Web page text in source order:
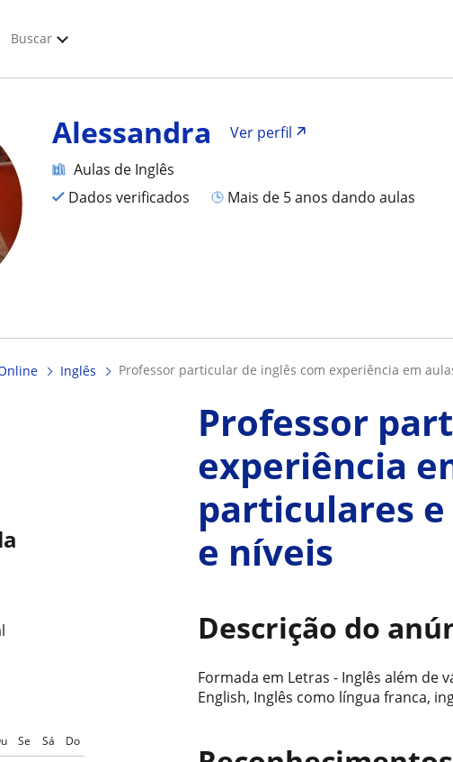
Buscar
Alessandra
Ver perfil
Aulas de Inglês
Dados verificados
mais de 5 anos dando aulas
Inglês professor particular de inglês com experiência em
Se Sá Do
Professor
experiência
particulares
e níveis
Descrição do
Formada em Letras - Inglês além de
English, Inglês como língua franca,